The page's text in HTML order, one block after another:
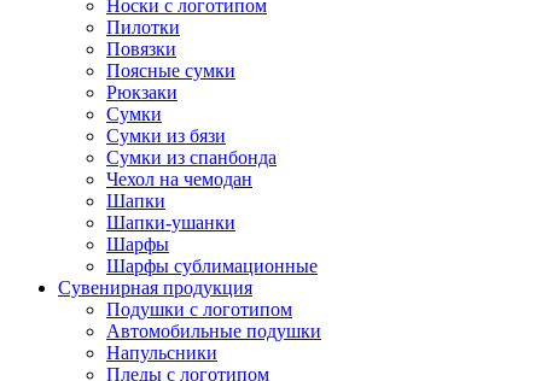
Носки с логотипом
Пилотки
Повязки
Поясные сумки
Рюкзаки
Сумки
Сумки из бязи
Сумки из спанбонда
Чехол на чемодан
Шапки
Шапки-ушанки
Шарфы
Шарфы сублимационные
Сувенирная продукция
Подушки с логотипом
Автомобильные подушки
Напульсники
Пледы с логотипом